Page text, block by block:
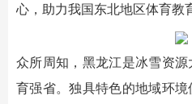
心，助力我国东北地区体育教
众所周知，黑龙江是冰雪资
育强省。独具特色的地域环